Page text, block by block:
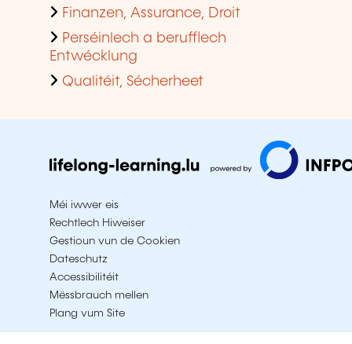
Finanzen, Assurance, Droit
Perséinlech a berufflech
Entwécklung
Qualitéit, Sécherheet
Méi iwwer eis
Rechtlech Hiweiser
Gestioun vun de Cookien
Dateschutz
Accessibilitéit
Mëssbrauch mellen
Plang vum Site